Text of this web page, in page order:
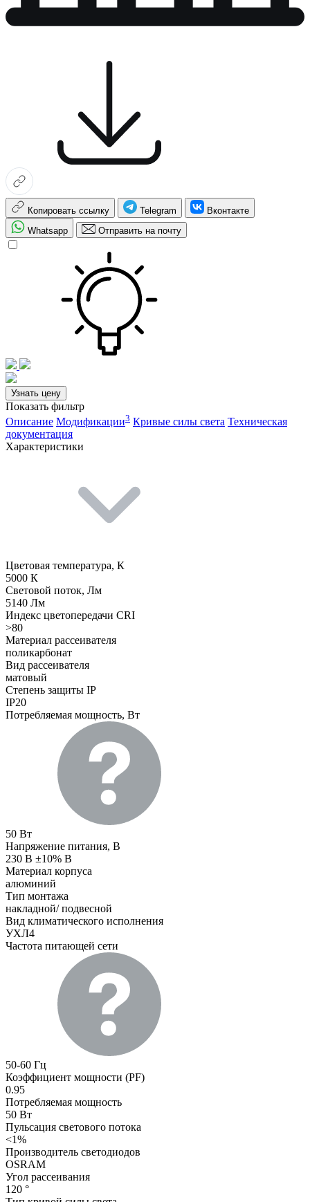
Копировать ссылку Telegram
Вконтакте
Whatsapp
Отправить на почту
Узнать цену
Показать фильтр
Описание Модификации3 Кривые силы света Техническая
документация
Характеристики
Цветовая температура, К
5000 К
Световой поток, Лм
5140 Лм
Индекс цветопередачи CRI
>80
Материал рассеивателя
поликарбонат
Вид рассеивателя
матовый
Степень защиты IP
IP20
Потребляемая мощность, Вт
50 Вт
Напряжение питания, В
230 В ±10% В
Материал корпуса
алюминий
Тип монтажа
накладной/ подвесной
Вид климатического исполнения
УХЛ4
Частота питающей сети
50-60 Гц
Коэффициент мощности (PF)
0.95
Потребляемая мощность
50 Вт
Пульсация светового потока
<1%
Производитель светодиодов
OSRAM
Угол рассеивания
120 °